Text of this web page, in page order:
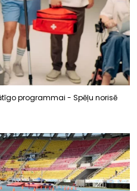
programmai - Spēļu norisē